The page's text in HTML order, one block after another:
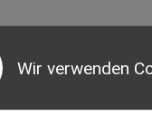
Wir verwenden